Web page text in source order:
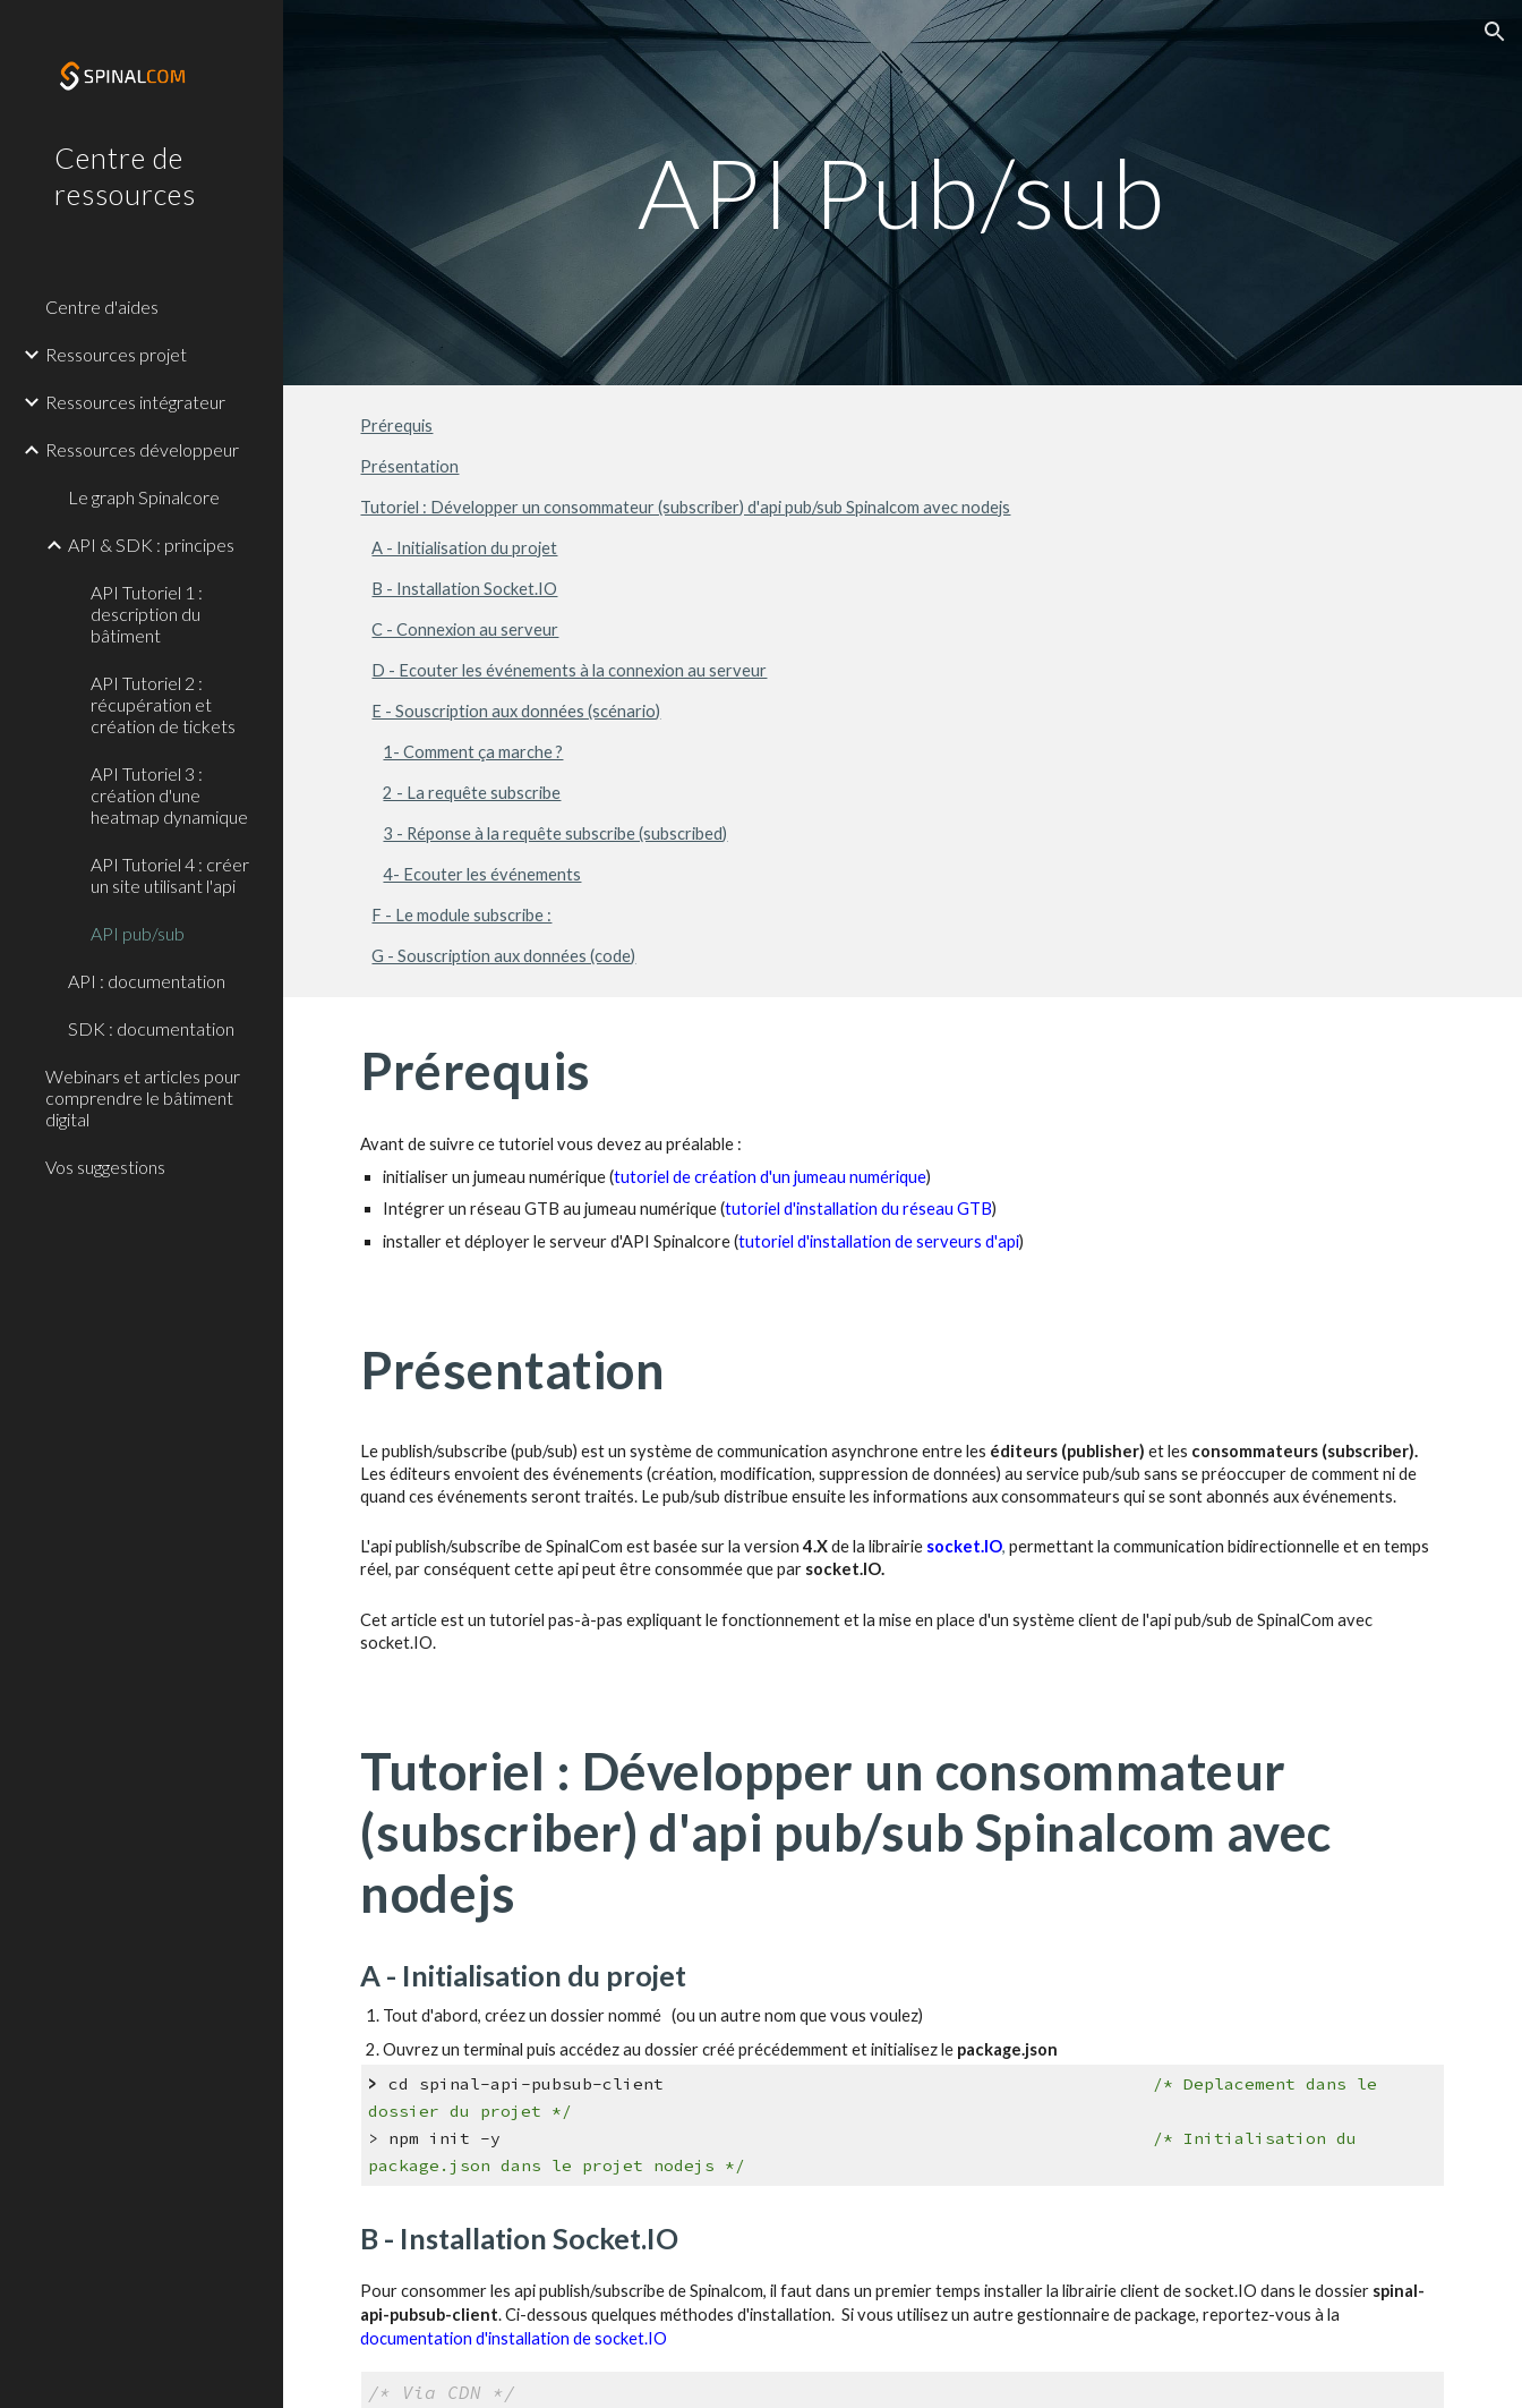
Skip to main content Skip to navigation
Centre de
ressources
Centre d'aides
Ressources projet
Ressources intégrateur
Ressources développeur
Le graph Spinalcore
API & SDK : principes
API Tutoriel 1 :
description du
bâtiment
API Tutoriel 2 :
récupération et
création de tickets
API Tutoriel 3 :
création d'une
heatmap dynamique
API Tutoriel 4 : créer
un site utilisant l'api
API pub/sub
API : documentation
SDK : documentation
Webinars et articles pour
comprendre le bâtiment
digital
Vos suggestions
API Pub/sub
Prérequis
Présentation
Tutoriel : Développer un consommateur (subscriber) d'api pub/sub Spinalcom avec nodejs
A - Initialisation du projet
B - Installation Socket.IO
C - Connexion au serveur
D - Ecouter les événements à la connexion au serveur
E - Souscription aux données (scénario)
1- Comment ça marche ?
2 - La requête subscribe
3 - Réponse à la requête subscribe (subscribed)
4- Ecouter les événements
F - Le module subscribe :
G - Souscription aux données (code)
Prérequis
Avant de suivre ce tutoriel vous devez au préalable :
initialiserun jumeau numérique (tutoriel de création d'un jumeau numérique)
Intégrer un réseau GTB au jumeau numérique (tutoriel d'installation du réseau GTB)
installer et déployer le serveur d'API Spinalcore (tutoriel d'installation de serveurs d'api)
Présentation
Le publish/subscribe (pub/sub) est un système de communication asynchrone entre les éditeurs (publisher) et les consommateurs (subscriber).
Les éditeurs envoient des événements (création, modification, suppression de données) au service pub/sub sans se préoccuper de comment ni de
quand ces événements seront traités. Le pub/sub distribue ensuite les informations aux consommateurs qui se sont abonnés aux événements.
L'api publish/subscribe de SpinalCom est basée sur la version4.Xde la librairie socket.IO, permettant la communication bidirectionnelle et en temps
réel, par conséquent cette api peut être consommée que par socket.IO.
Cet article est un tutoriel pas-à-pas expliquant le fonctionnement et la mise en place d'un système client de l'api pub/sub de SpinalCom avec
socket.IO.
Tutoriel : Développer un consommateur
(subscriber) d'api pub/sub Spinalcom avec
nodejs
A - Initialisation du projet
Tout d'abord, créez un dossier nommé (ou un autre nom que vous voulez)
Ouvrez un terminal puis accédez audossier créé précédemment et initialisez le package.json
> cd spinal-api-pubsub-client
/* Deplacement dans le
dossier du projet */
> npm init -y /* Initialisation du
package.json dans le projet nodejs */
B - Installation Socket.IO
Pour consommer les api publish/subscribe deSpinalcom, il faut dans un premier temps installer la librairie client de socket.IO dans le dossier spinal-
api-pubsub-client.Ci-dessous quelques méthodes d'installation. Si vous utilisez un autre gestionnaire de package, reportez-vous à la
documentation d'installation de socket.IO
/* Via CDN */